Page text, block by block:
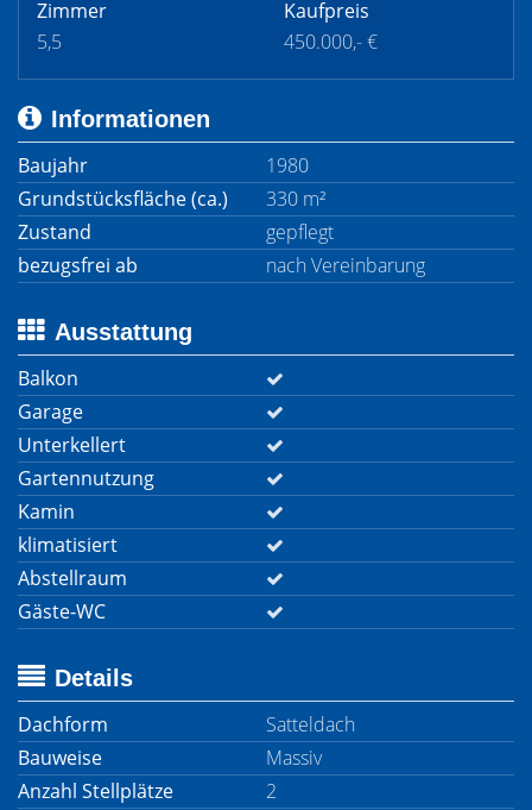
Zimmer
5,5
Kaufpreis
450.000,- €
Informationen
Baujahr
1980
Grundstücksfläche (ca.)
330 m²
Zustand
gepflegt
bezugsfrei ab
nach Vereinbarung
Ausstattung
Balkon
Garage
Unterkellert
Gartennutzung
Kamin
klimatisiert
Abstellraum
Gäste-WC
Details
Dachform
Satteldach
Bauweise
Massiv
Anzahl Stellplätze
2